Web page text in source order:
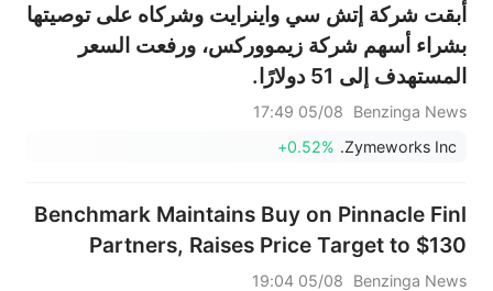
أبقت شركة إتش سي واينرايت وشركاه على توصيتها
بشراء أسهم شركة زيمووركس، ورفعت السعر
المستهدف إلى 51 دولارًا.
Benzinga News
05/08 17:49
Zymeworks Inc.
+0.52%
Benchmark Maintains Buy on Pinnacle Finl
Partners, Raises Price Target to $130
Benzinga News
05/08 19:04